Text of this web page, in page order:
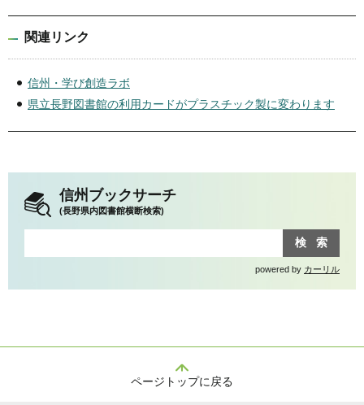
関連リンク
信州・学び創造ラボ
県立長野図書館の利用カードがプラスチック製に変わります
信州ブックサーチ
(長野県内図書館横断検索)
powered by カーリル
ページトップに戻る